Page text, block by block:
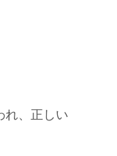
れ、正しい